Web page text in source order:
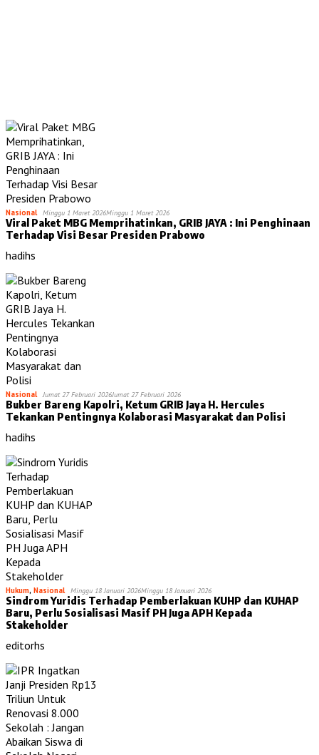
Nasional Minggu 1 Maret 2026Minggu 1 Maret 2026
Viral Paket MBG Memprihatinkan, GRIB JAYA : Ini Penghinaan
Terhadap Visi Besar Presiden Prabowo
hadihs
Nasional Jumat 27 Februari 2026Jumat 27 Februari 2026
Bukber Bareng Kapolri, Ketum GRIB Jaya H. Hercules
Tekankan Pentingnya Kolaborasi Masyarakat dan Polisi
hadihs
Hukum, Nasional Minggu 18 Januari 2026Minggu 18 Januari 2026
Sindrom Yuridis Terhadap Pemberlakuan KUHP dan KUHAP
Baru, Perlu Sosialisasi Masif PH Juga APH Kepada
Stakeholder
editorhs